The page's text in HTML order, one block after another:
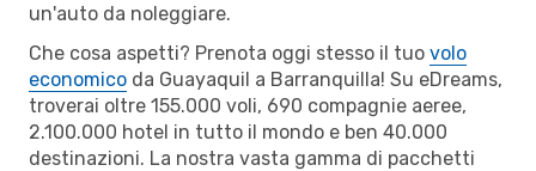
un'auto da noleggiare.
Che cosa aspetti? Prenota oggi stesso il tuo volo
economico da Guayaquil a Barranquilla! Su eDreams,
troverai oltre 155.000 voli, 690 compagnie aeree,
2.100.000 hotel in tutto il mondo e ben 40.000
destinazioni. La nostra vasta gamma di pacchetti